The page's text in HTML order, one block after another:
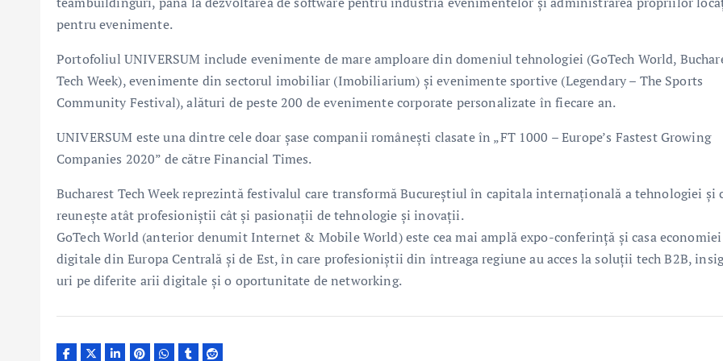
pentru evenimente.
Portofoliul UNIVERSUM include evenimente de mare amploare din domeniul tehnologiei (GoTech World,
Tech Week), evenimente din sectorul imobiliar (Imobiliarium) și evenimente sportive (Legendary – The Sports
Community Festival), alături de peste 200 de evenimente corporate personalizate în fiecare an.
UNIVERSUM este una dintre cele doar șase companii românești clasate în „FT 1000 – Europe’s Fastest Growing
Companies 2020” de către Financial Times.
Bucharest Tech Week reprezintă festivalul care transformă Bucureștiul în capitala internațională a tehnologiei și
reunește atât profesioniștii cât și pasionații de tehnologie și inovații.
GoTech World (anterior denumit Internet & Mobile World) este cea mai amplă expo-conferință și casa economiei
digitale din Europa Centrală și de Est, în care profesioniștii din întreaga regiune au acces la soluții tech B2B,
uri pe diferite arii digitale și o oportunitate de networking.